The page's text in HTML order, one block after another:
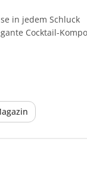
in jedem Schluck
Cocktail-